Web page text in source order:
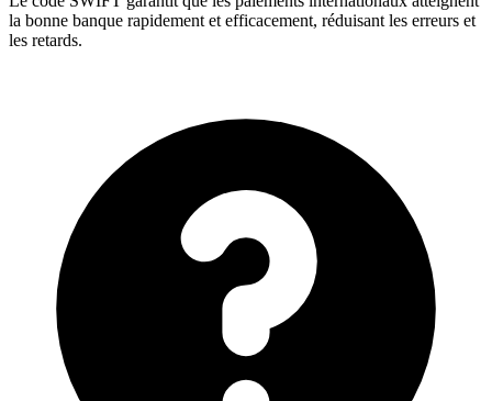
la bonne banque rapidement et efficacement, réduisant les erreurs et
les retards.